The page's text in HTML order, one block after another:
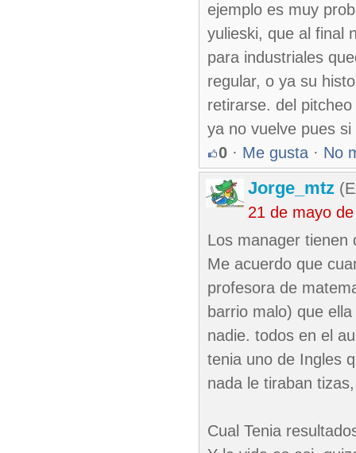
ejemplo es muy
yulieski, que al final
para industriales
regular, o ya su
retirarse. del
ya no vuelve pues
0 · Me gusta · No
Jorge_mtz
21 de mayo
Los manager tienen
Me acuerdo que
profesora de
barrio malo) que
nadie. todos en el
tenia uno de Ingles
nada le tiraban
Cual Tenia